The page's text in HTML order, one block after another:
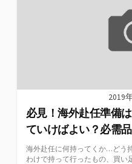
2019
必見！海外赴任準備
ていけばよい？必需
海外赴任に何持ってくか…どう
わけで持って行ったもの、買い